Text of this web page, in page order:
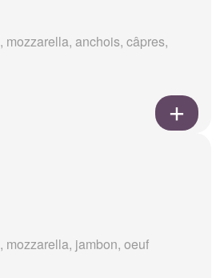
mozzarella, anchois, câpres,
mozzarella, jambon, oeuf